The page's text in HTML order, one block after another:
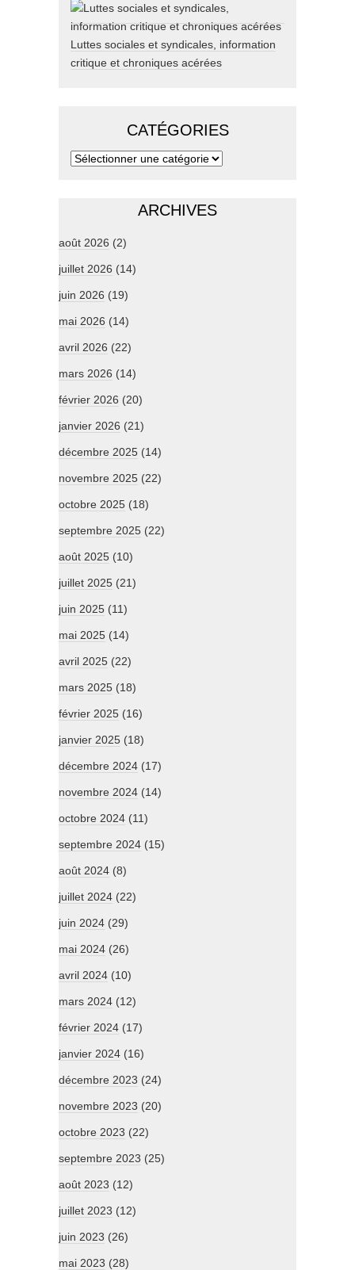
Luttes sociales et syndicales, information
critique et chroniques acérées
CATÉGORIES
ARCHIVES
août 2026 (2)
juillet 2026 (14)
juin 2026 (19)
mai 2026 (14)
avril 2026 (22)
mars 2026 (14)
février 2026 (20)
janvier 2026 (21)
décembre 2025 (14)
novembre 2025 (22)
octobre 2025 (18)
septembre 2025 (22)
août 2025 (10)
juillet 2025 (21)
juin 2025 (11)
mai 2025 (14)
avril 2025 (22)
mars 2025 (18)
février 2025 (16)
janvier 2025 (18)
décembre 2024 (17)
novembre 2024 (14)
octobre 2024 (11)
septembre 2024 (15)
août 2024 (8)
juillet 2024 (22)
juin 2024 (29)
mai 2024 (26)
avril 2024 (10)
mars 2024 (12)
février 2024 (17)
janvier 2024 (16)
décembre 2023 (24)
novembre 2023 (20)
octobre 2023 (22)
septembre 2023 (25)
août 2023 (12)
juillet 2023 (12)
juin 2023 (26)
mai 2023 (28)